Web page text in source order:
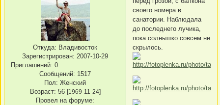
Откуда: Владивосток
Зарегистрирован: 2007-10-29
Приглашений: 0
Сообщений: 1517
Пол: Женский
Возраст: 56 [1969-11-24]
Провел на форуме:
своего номера в
санатории. Наблюдала
до последнего лучика,
пока солнышко совсем не
скрылось.